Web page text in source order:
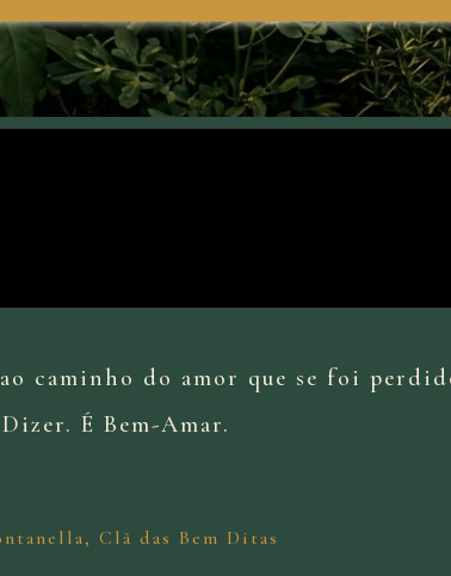
caminho do amor que se foi
É Bem-Amar.
Clã das Bem Ditas